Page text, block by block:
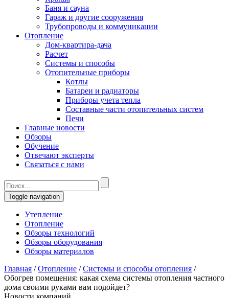
Баня и сауна
Гараж и другие сооружения
Трубопроводы и коммуникации
Отопление
Дом-квартира-дача
Расчет
Системы и способы
Отопительные приборы
Котлы
Батареи и радиаторы
Приборы учета тепла
Составные части отопительных систем
Печи
Главные новости
Обзоры
Обучение
Отвечают эксперты
Связаться с нами
Toggle navigation
Утепление
Отопление
Обзоры технологий
Обзоры оборудования
Обзоры материалов
Главная /Отопление /Системы и способы отопления /
Обогрев помещения: какая схема системы отопления частного
дома своими руками вам подойдет?
Новости компаний